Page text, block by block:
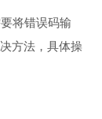
将错误码输
方法，具体操